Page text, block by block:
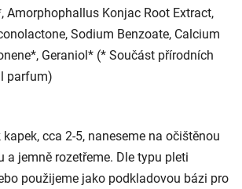
Konjac Root Extract,
Sodium Benzoate, Calcium
Geraniol* (* Součást přírodních
parfum)
cca 2-5, naneseme na očištěnou
a jemně rozetřeme. Dle typu pleti
použijeme jako podkladovou bázi pro